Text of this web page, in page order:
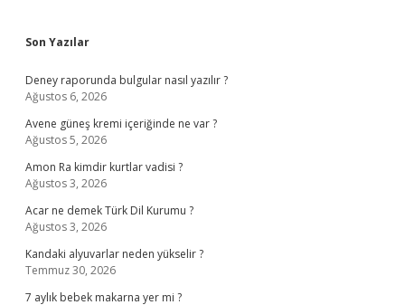
Sidebar
Son Yazılar
Deney raporunda bulgular nasıl yazılır ?
Ağustos 6, 2026
Avene güneş kremi içeriğinde ne var ?
Ağustos 5, 2026
Amon Ra kimdir kurtlar vadisi ?
Ağustos 3, 2026
Acar ne demek Türk Dil Kurumu ?
Ağustos 3, 2026
Kandaki alyuvarlar neden yükselir ?
Temmuz 30, 2026
7 aylık bebek makarna yer mi ?